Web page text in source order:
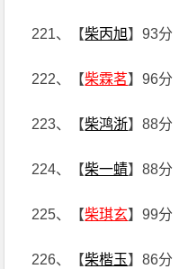
221、【柴丙旭】93分
222、【柴霖茗】96分
223、【柴鸿浙】88分
224、【柴一蜻】88分
225、【柴琪玄】99分
226、【柴楷玉】86分